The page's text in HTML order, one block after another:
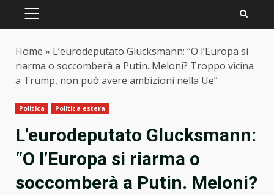
PRIMARY
Home » L’eurodeputato Glucksmann: “O l’Europa si
riarma o soccomberà a Putin. Meloni? Troppo vicina
a Trump, non può avere ambizioni nella Ue”
Politica Politica estera
L’eurodeputato Glucksmann:
“O l’Europa si riarma o
soccomberà a Putin. Meloni?